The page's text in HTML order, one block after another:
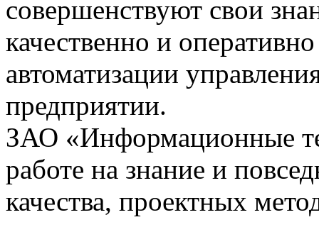
совершенствуют свои
качественно и
автоматизации
предприятии.
ЗАО «Информационные
работе на знание и
качества, проектных